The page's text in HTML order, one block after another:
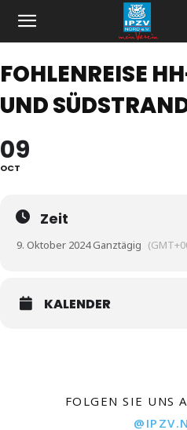
FOHLENREISE
UND
09
OCT
Zeit
9. Oktober 2024 Ganztägig
KALENDER
FOLGEN SIE UNS